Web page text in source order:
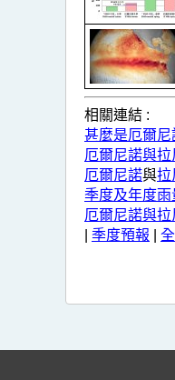
網
誌
及
隨
筆
相關連結 :
甚麼是厄爾
厄爾尼諾與
厄爾尼諾與拉
季度及年度雨
厄爾尼諾與
季度預報